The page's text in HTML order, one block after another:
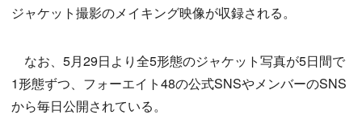
ジャケット撮影のメイキング映像が収録される。
なお、5月29日より全5形態のジャケット写真が5日間で
1形態ずつ、フォーエイト48の公式SNSやメンバーのSNS
から毎日公開されている。